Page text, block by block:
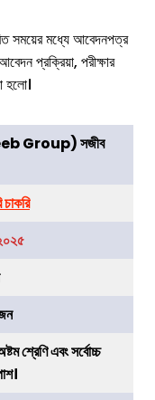
সময়ের মধ্যে আবেদনপত্র
প্রক্রিয়া, পরীক্ষার
হলো।
Group)সজীব
চাকরি
শ্রেণি এবং সর্বোচ্চ